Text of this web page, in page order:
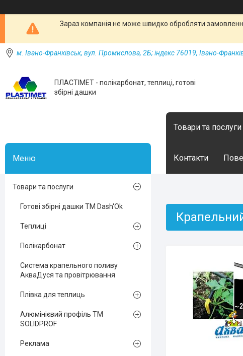
Зараз компанія не може швидко обробляти
м. Івано-Франківськ, вул. Промислова, 2Б; індекс 76019, Івано-
ПЛАСТІМЕТ - полікарбонат, теплиці, готові
збірні дашки
Товари та послуги
Контакти
Товари та послуги
Готові збірні дашки ТМ Dash'Ok
Теплиці
Полікарбонат
Система крапельного поливу
АкваДуся та провітрювання
Плівка для теплиць
Алюмінієвий профіль ТМ
SOLIDPROF
Реклама